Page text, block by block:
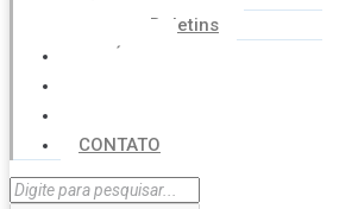
Boletins
NOTÍCIAS
CONTATO